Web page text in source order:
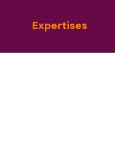
Expertises